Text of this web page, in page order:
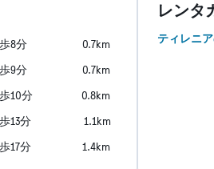
8分
0.7km
9分
0.7km
10分
0.8km
13分
1.1km
17分 1.4km
レンタ
ティレニ